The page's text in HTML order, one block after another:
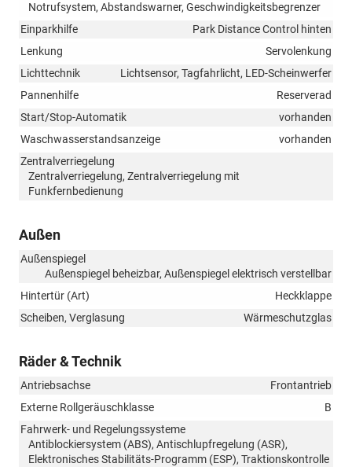
Notrufsystem, Abstandswarner, Geschwindigkeitsbegrenzer
Einparkhilfe
Park Distance Control hinten
Lenkung
Servolenkung
Lichttechnik
Lichtsensor, Tagfahrlicht, LED-Scheinwerfer
Pannenhilfe
Reserverad
Start/Stop-Automatik
vorhanden
Waschwasserstandsanzeige
vorhanden
Zentralverriegelung
Zentralverriegelung, Zentralverriegelung mit
Funkfernbedienung
Außen
Außenspiegel
Außenspiegel beheizbar, Außenspiegel elektrisch verstellbar
Hintertür (Art)
Heckklappe
Scheiben, Verglasung
Wärmeschutzglas
Räder & Technik
Antriebsachse
Frontantrieb
Externe Rollgeräuschklasse
B
Fahrwerk- und Regelungssysteme
Antiblockiersystem (ABS), Antischlupfregelung (ASR),
Elektronisches Stabilitäts-Programm (ESP), Traktionskontrolle